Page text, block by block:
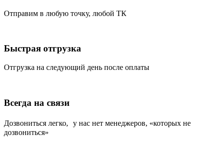
Отправим в любую точку, любой ТК
Быстрая отгрузка
Отгрузка на следующий день после оплаты
Всегда на связи
Дозвониться легко, у нас нет менеджеров, «которых не
дозвониться»